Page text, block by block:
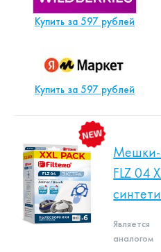
Купить за 597 рублей
Купить за 597 рублей
Мешки-
FLZ 04
Является
аналогом